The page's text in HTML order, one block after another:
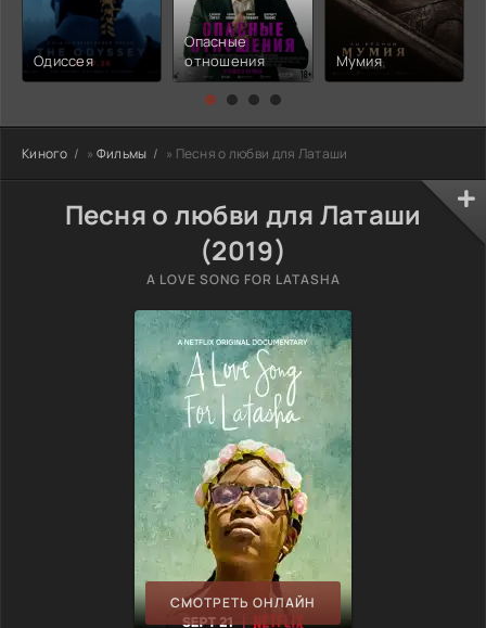
Одиссея
Опасные
отношения
Мумия
Киного » Фильмы » Песня о любви для Латаши
Песня о любви для Латаши
(2019)
A LOVE SONG FOR LATASHA
СМОТРЕТЬ ОНЛАЙН